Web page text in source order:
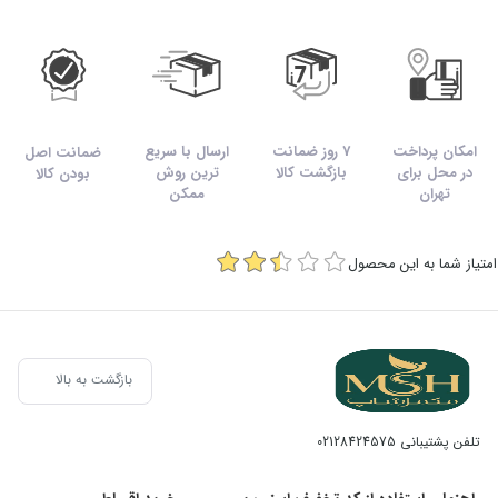
امکان پرداخت
در محل برای
تهران
7 روز ضمانت
بازگشت کالا
ارسال با سریع
ترین روش
ممکن
ضمانت اصل
بودن کالا
امتیاز شما به این محصول
بازگشت به بالا
تلفن پشتیبانی 02128424575